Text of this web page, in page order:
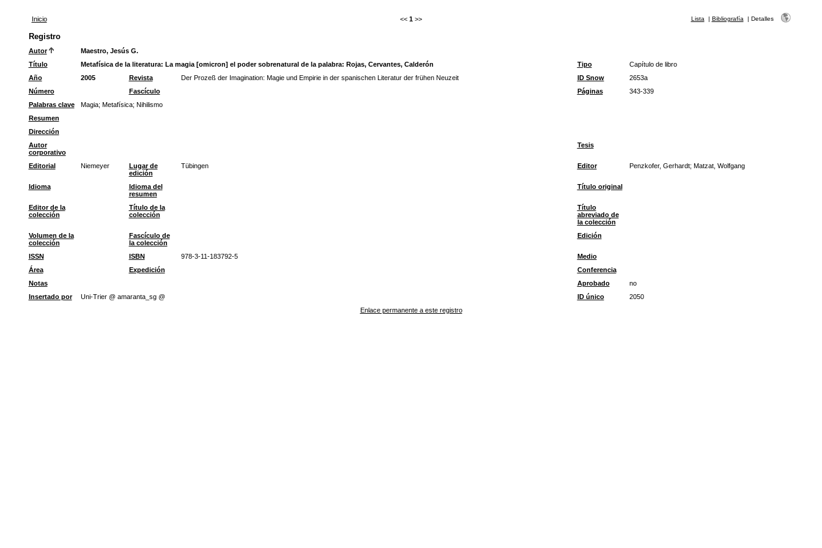
Inicio << 1 >> Lista | Bibliografía | Detalles
Registro
Autor
Maestro, Jesús G.
Título
Metafísica de la literatura: La magia [omicron] el poder sobrenatural de la palabra: Rojas, Cervantes, Calderón Tipo
Capítulo de libro
Año
2005 Revista Der Prozeß der Imagination: Magie und Empirie in der spanischen Literatur der frühen Neuzeit ID Snow
2653a
Número
Fascículo Páginas
343-339
Palabras clave
Magia; Metafísica; Nihilismo
Resumen
Dirección
Autor
corporativo
Tesis
Editorial Niemeyer
Lugar de
edición
Tübingen Editor Penzkofer, Gerhardt; Matzat, Wolfgang
Idioma
Idioma del
resumen
Título original
Editor de la
colección
Título de la
colección
Título
abreviado de
la colección
Volumen de la
colección
Fascículo de
la colección
Edición
ISSN ISBN 978-3-11-183792-5
Medio
Área
Expedición
Conferencia
Notas
Aprobado
no
Insertado por
Uni-Trier @ amaranta_sg @ ID único
2050
Enlace permanente a este registro